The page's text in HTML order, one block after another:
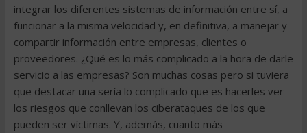
integrar los diferentes sistemas de información entre sí, a
funcionar a la misma velocidad y, en definitiva, a manejar y
compartir información entre empresas, clientes o
proveedores. ¿Qué es lo más complicado a la hora de darle
servicio a las empresas? Son muchas cosas pero si tuviera
que destacar una sería lo complicado que es hacerles ver
los riesgos que conllevan los ciberataques de los que
pueden ser víctimas. Y, además, cuanto más